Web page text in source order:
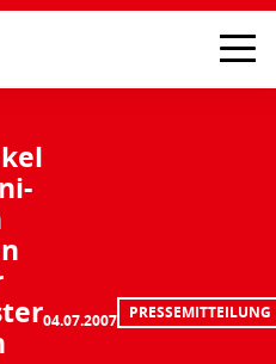
04.07.2007 PRESSEMITTEILUNG